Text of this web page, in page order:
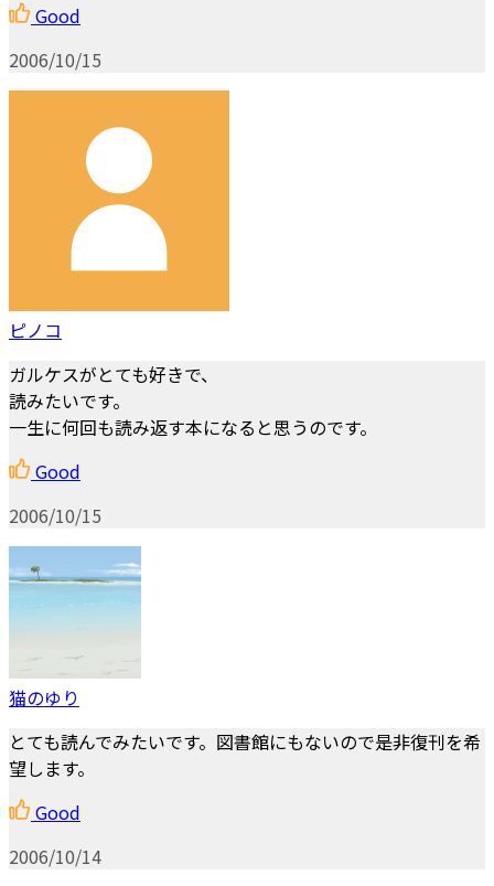
Good
2006/10/15
ピノコ
ガルケスがとても好きで、
読みたいです。
一生に何回も読み返す本になると思うのです。
Good
2006/10/15
猫のゆり
とても読んでみたいです。図書館にもないので是非復刊を希
望します。
Good
2006/10/14